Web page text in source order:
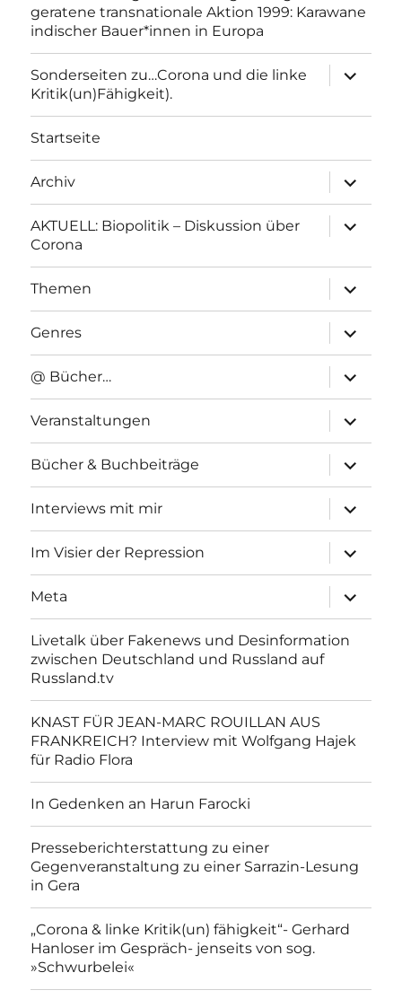
geratene transnationale Aktion 1999: Karawane
indischer Bauer*innen in Europa
Sonderseiten zu…Corona und die linke
Kritik(un)Fähigkeit).
anzeigen
Startseite
Archiv
anzeigen
AKTUELL: Biopolitik – Diskussion über
Corona
anzeigen
Themen
anzeigen
Genres
anzeigen
@ Bücher…
anzeigen
Veranstaltungen
anzeigen
Bücher & Buchbeiträge
anzeigen
Interviews mit mir
anzeigen
Im Visier der Repression
anzeigen
Meta
anzeigen
Livetalk über Fakenews und Desinformation
zwischen Deutschland und Russland auf
Russland.tv
KNAST FÜR JEAN-MARC ROUILLAN AUS
FRANKREICH? Interview mit Wolfgang Hajek
für Radio Flora
In Gedenken an Harun Farocki
Presseberichterstattung zu einer
Gegenveranstaltung zu einer Sarrazin-Lesung
in Gera
„Corona & linke Kritik(un) fähigkeit“- Gerhard
Hanloser im Gespräch- jenseits von sog.
»Schwurbelei«